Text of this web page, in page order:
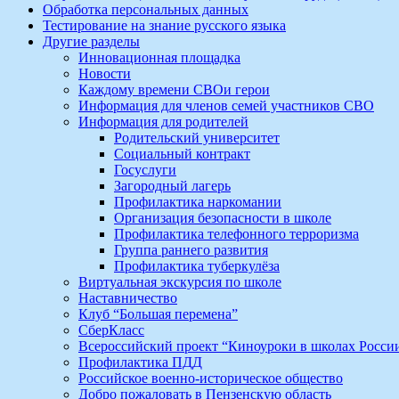
Обработка персональных данных
Тестирование на знание русского языка
Другие разделы
Инновационная площадка
Новости
Каждому времени СВОи герои
Информация для членов семей участников СВО
Информация для родителей
Родительский университет
Социальный контракт
Госуслуги
Загородный лагерь
Профилактика наркомании
Организация безопасности в школе
Профилактика телефонного терроризма
Группа раннего развития
Профилактика туберкулёза
Виртуальная экскурсия по школе
Наставничество
Клуб “Большая перемена”
СберКласс
Всероссийский проект “Киноуроки в школах
Профилактика ПДД
Российское военно-историческое общество
Добро пожаловать в Пензенскую область